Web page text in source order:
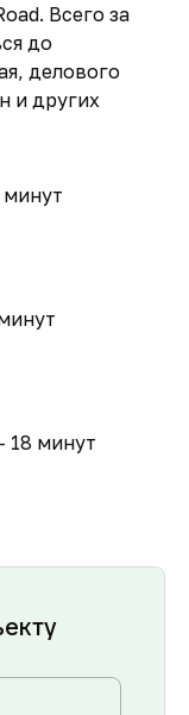
Всего за
до
делового
и других
минут
18 минут